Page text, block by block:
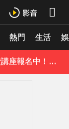
熱門 生活
《理財達人秀》X 安聯投信免費講座報名中！搶先卡位 2027